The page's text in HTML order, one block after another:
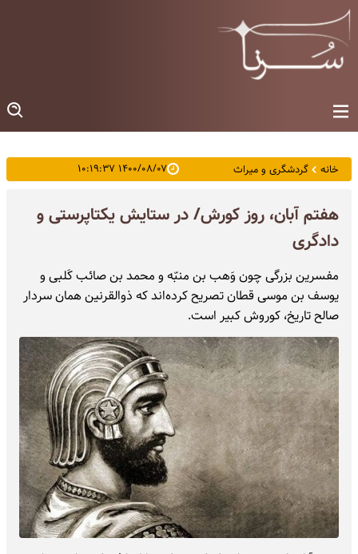
خانه گردشگری و میراث ۱۴۰۰/۰۸/۰۷ ۱۰:۱۹:۳۷
هفتم آبان، روز کورش/ در ستایش یکتاپرستی و
دادگری
مفسرین بزرگی چون وَهب بن منبّه و محمد بن صائب کَلبی و
یوسف بن موسی قطان تصریح کرده‌اند که ذوالقرنین همان سردار
صالح تاریخ، کوروش کبیر است.